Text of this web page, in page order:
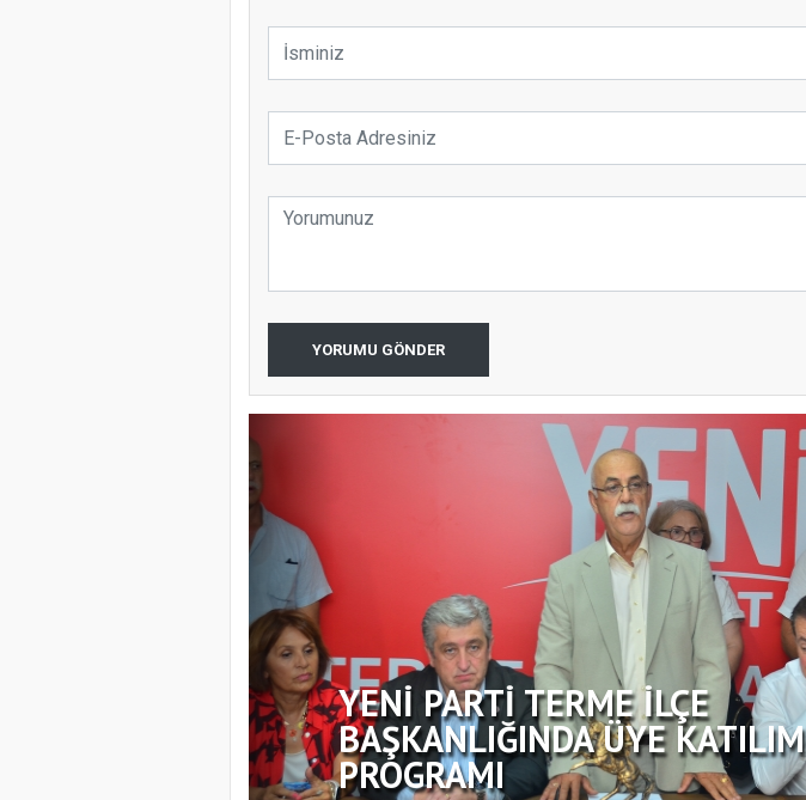
YORUMU GÖNDER
YENİ PARTİ TERME İLÇE
BAŞKANLIĞINDA ÜYE KATILIM
PROGRAMI